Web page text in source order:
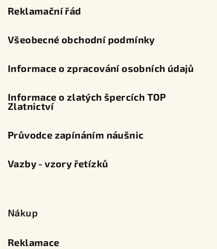
Reklamační řád
Všeobecné obchodní podmínky
Informace o zpracování osobních údajů
Informace o zlatých špercích TOP
Zlatnictví
Průvodce zapínáním náušnic
Vazby - vzory řetízků
Nákup
Reklamace